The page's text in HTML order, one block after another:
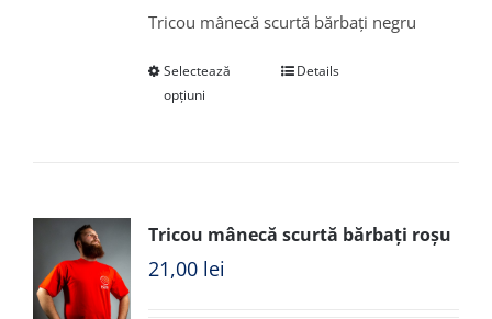
Tricou mânecă scurtă bărbați negru
Selectează
opțiuni
Details
Tricou mânecă scurtă bărbați roșu
21,00 lei